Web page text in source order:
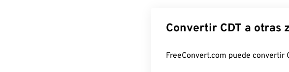
Convertir CDT a otras
FreeConvert.com puede convertir